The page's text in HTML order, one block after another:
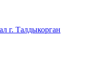
г. Талдыкорган